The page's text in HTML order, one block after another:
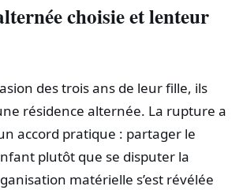
choisie et lenteur
des trois ans de leur fille, ils
résidence alternée. La rupture a
accord pratique : partager le
plutôt que se disputer la
matérielle s’est révélée